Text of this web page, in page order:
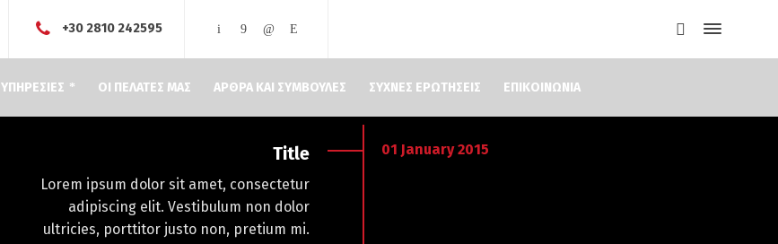
+30 2810 242595
ΥΠΗΡΕΣΙΕΣ ΟΙ ΠΕΛΑΤΕΣ ΜΑΣ ΑΡΘΡΑ ΚΑΙ ΣΥΜΒΟΥΛΕΣ ΣΥΧΝΕΣ ΕΡΩΤΗΣΕΙΣ ΕΠΙΚΟΙΝΩΝΙΑ
01 January 2015
Title
Lorem ipsum dolor sit amet, consectetur
adipiscing elit. Vestibulum non dolor
ultricies, porttitor justo non, pretium mi.